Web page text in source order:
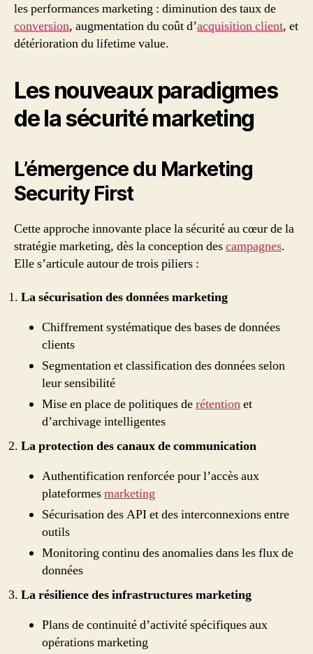
les performances marketing : diminution des taux de
conversion, augmentation du coût d’acquisition client, et
détérioration du lifetime value.
Les nouveaux paradigmes
de la sécurité marketing
L’émergence du Marketing
Security First
Cette approche innovante place la sécurité au cœur de la
stratégie marketing, dès la conception descampagnes.
Elle s’articule autour de trois piliers :
La sécurisation des données marketing
Chiffrement systématique des bases de données
clients
Segmentation et classification des données selon
leur sensibilité
Mise en place de politiques derétentionet
d’archivage intelligentes
La protection des canaux de communication
Authentification renforcée pour l’accès aux
plateformesmarketing
Sécurisation des API et des interconnexions entre
outils
Monitoring continu des anomalies dans les flux de
données
La résilience des infrastructures marketing
Plans de continuité d’activité spécifiques aux
opérations marketing